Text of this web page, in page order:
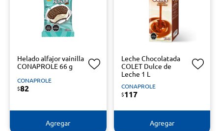
Helado alfajor vainilla
CONAPROLE 66 g
CONAPROLE
$82
Agregar
Leche Chocolatada
COLET Dulce de
Leche 1 L
CONAPROLE
$117
Agregar